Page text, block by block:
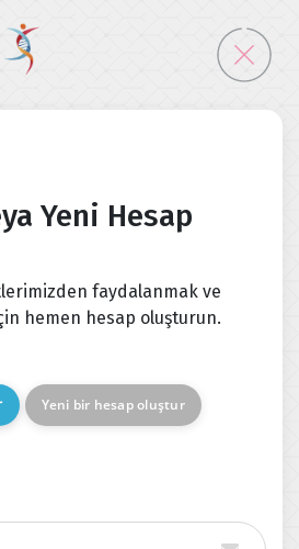
Yeni Hesap
faydalanmak ve
hemen hesap oluşturun.
Yeni bir hesap oluştur